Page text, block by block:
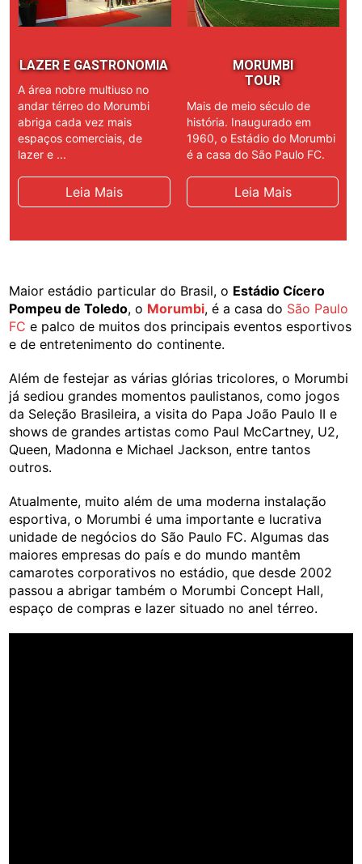
LAZER E GASTRONOMIA
A área nobre multiuso no
andar térreo do Morumbi
abriga cada vez mais
espaços comerciais, de
lazer e ...
Leia Mais
MORUMBI
TOUR
Mais de meio século de
história. Inaugurado em
1960, o Estádio do Morumbi
é a casa do São Paulo FC.
Leia Mais
Maior estádio particular do Brasil, o Estádio Cícero
Pompeu de Toledo, o Morumbi, é a casa do São Paulo
FC e palco de muitos dos principais eventos esportivos
e de entretenimento do continente.
Além de festejar as várias glórias tricolores, o Morumbi
já sediou grandes momentos paulistanos, como jogos
da Seleção Brasileira, a visita do Papa João Paulo II e
shows de grandes artistas como Paul McCartney, U2,
Queen, Madonna e Michael Jackson, entre tantos
outros.
Atualmente, muito além de uma moderna instalação
esportiva, o Morumbi é uma importante e lucrativa
unidade de negócios do São Paulo FC. Algumas das
maiores empresas do país e do mundo mantêm
camarotes corporativos no estádio, que desde 2002
passou a abrigar também o Morumbi Concept Hall,
espaço de compras e lazer situado no anel térreo.